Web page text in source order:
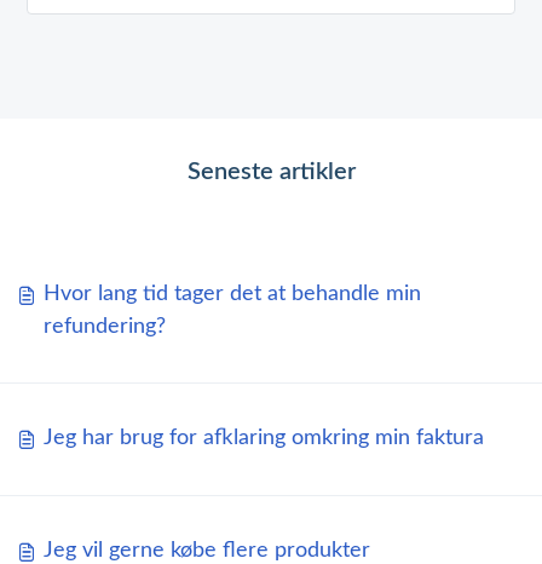
Seneste artikler
Hvor lang tid tager det at behandle min
refundering?
Jeg har brug for afklaring omkring min faktura
Jeg vil gerne købe flere produkter